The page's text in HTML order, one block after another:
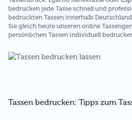
bedrucken jede Tasse schnell und
bedruckten Tassen innerhalb
Sie gleich heute unseren online
persönlichen Tassen individuell
Tassen bedrucken: Tipps zum